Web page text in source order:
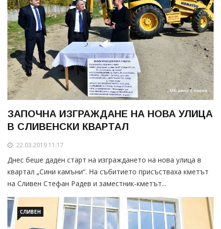
ЗАПОЧНА ИЗГРАЖДАНЕ НА НОВА УЛИЦА
В СЛИВЕНСКИ КВАРТАЛ
22.03.2019 11:17
Днес беше даден старт на изграждането на нова улица в
квартал „Сини камъни“. На събитието присъстваха кметът
на Сливен Стефан Радев и заместник-кметът...
СЛИВЕН